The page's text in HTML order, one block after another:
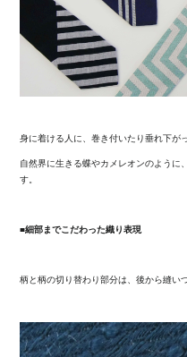
身に着ける人に、巻き付いたり垂れ下が
自然界に生きる蝶やカメレオンのように
す。
■細部までこだわった織り表現
柄と柄の切り替わり部分は、後から縫い